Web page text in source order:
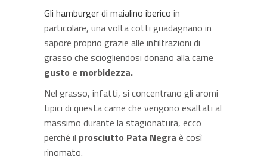
Gli hamburger di maialino iberico in
particolare, una volta cotti guadagnano in
sapore proprio grazie alle infiltrazioni di
grasso che sciogliendosi donano alla carne
gusto e morbidezza.
Nel grasso, infatti, si concentrano gli aromi
tipici di questa carne che vengono esaltati al
massimo durante la stagionatura, ecco
perché il prosciutto Pata Negra è così
rinomato.